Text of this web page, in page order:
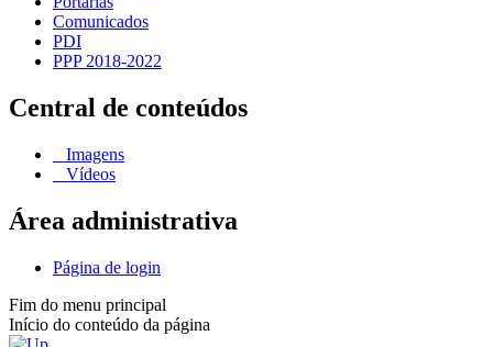
Comunicados
PDI
PPP 2018-2022
Central de conteúdos
Imagens
Vídeos
Área administrativa
Página de login
Fim do menu principal
Início do conteúdo da página